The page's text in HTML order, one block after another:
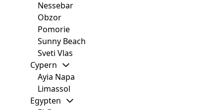
Nessebar
Obzor
Pomorie
Sunny Beach
Sveti Vlas
Cypern
Ayia Napa
Limassol
Egypten